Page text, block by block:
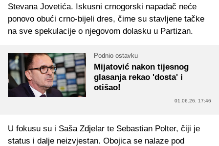
Stevana Jovetića. Iskusni crnogorski napadač neće
ponovo obući crno-bijeli dres, čime su stavljene tačke
na sve spekulacije o njegovom dolasku u Partizan.
Podnio ostavku
Mijatović nakon tijesnog
glasanja rekao 'dosta' i
otišao!
01.06.26. 17:46
U fokusu su i Saša Zdjelar te Sebastian Polter, čiji je
status i dalje neizvjestan. Obojica se nalaze pod